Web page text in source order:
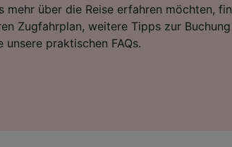
mehr über die Reise erfahren möchten,
Zugfahrplan, weitere Tipps zur
unsere praktischen FAQs.